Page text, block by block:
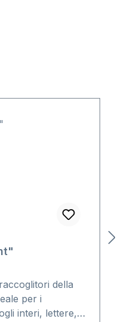
della
per i
interi, lettere,